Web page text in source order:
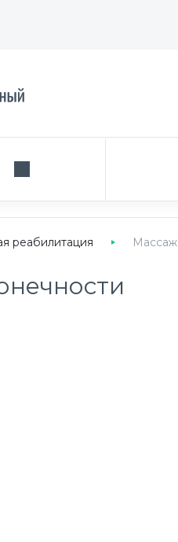
Поиск услуги, направления
реабилитация